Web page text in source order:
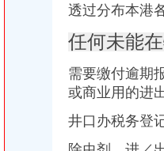
公司 渝江 （工商注册）
）
）
注册）
工商注册）
进出口权）
学校S新闻头条-齐齐哈尔
-今日重庆-华龙网
透过分布本港
任何未能
需要缴付逾期
或商业用的进
井口办税务登